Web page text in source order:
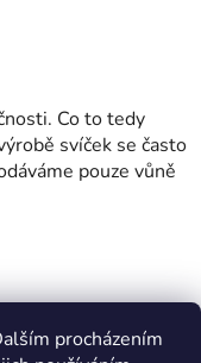
procházením
Co to tedy
svíček se často
pouze vůně